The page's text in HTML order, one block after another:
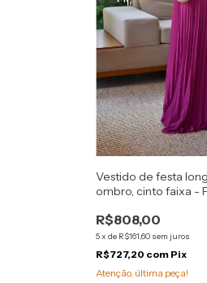
Vestido de festa
ombro, cinto faixa -
R$808,00
5x de R$161,60 sem juros
R$727,20 com Pix
Atenção, última peça!